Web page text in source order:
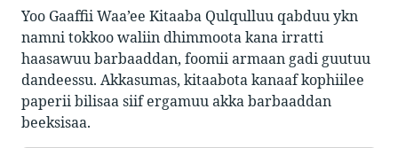
Yoo Gaaffii Waa’ee Kitaaba Qulqulluu qabduu ykn
namni tokkoo waliin dhimmoota kana irratti
haasawuu barbaaddan, foomii armaan gadi guutuu
dandeessu. Akkasumas, kitaabota kanaaf kophiilee
paperii bilisaa siif ergamuu akka barbaaddan
beeksisaa.